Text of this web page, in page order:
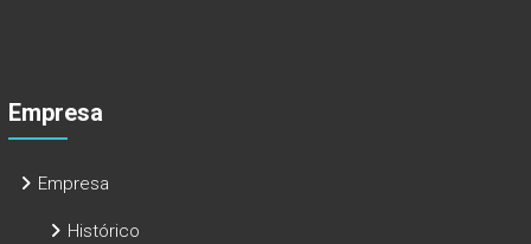
Empresa
Empresa
Histórico